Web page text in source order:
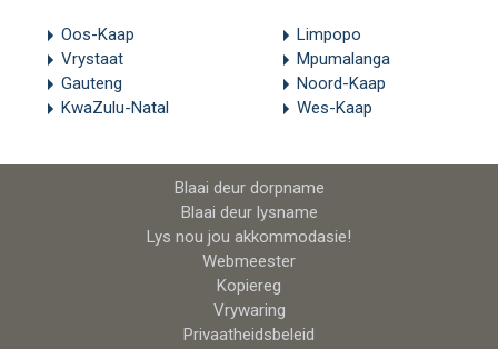
Oos-Kaap
Vrystaat
Gauteng
KwaZulu-Natal
Limpopo
Mpumalanga
Noord-Kaap
Wes-Kaap
Blaai deur dorpname
Blaai deur lysname
Lys nou jou akkommodasie!
Webmeester
Kopiereg
Vrywaring
Privaatheidsbeleid